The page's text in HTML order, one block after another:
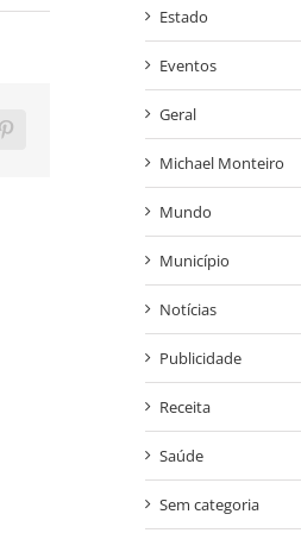
Pinterest
Estado
Eventos
Geral
Michael Monteiro
Mundo
Município
Notícias
Publicidade
Receita
Saúde
Sem categoria